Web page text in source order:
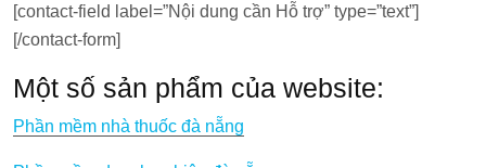
[contact-field label=”Nội dung cần Hỗ trợ” type=”text”]
[/contact-form]
Một số sản phẩm của website:
Phần mềm nhà thuốc đà nẵng